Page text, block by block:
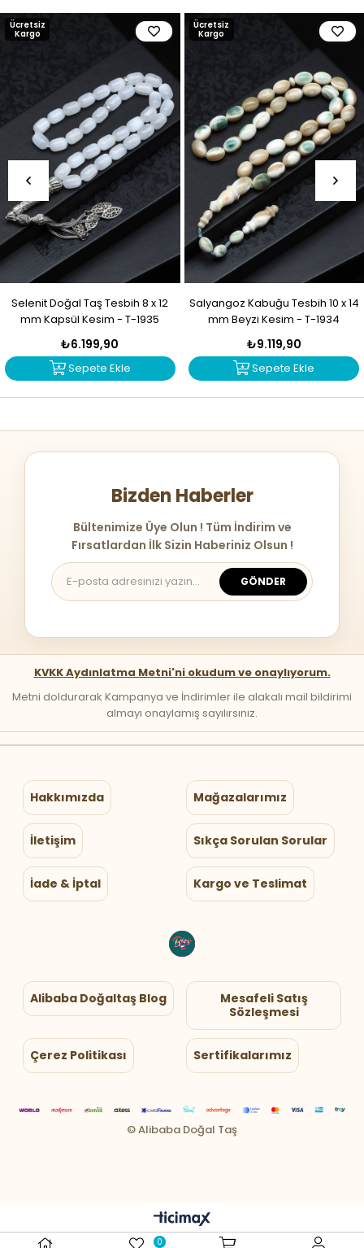
Selenit Doğal Taş Tesbih 8 x 12
mm Kapsül Kesim - T-1935
₺6.199,90
Sepete Ekle
Ücretsiz
Kargo
Salyangoz Kabuğu Tesbih 10 x 14
mm Beyzi Kesim - T-1934
₺9.119,90
Sepete Ekle
Ücretsiz
Kargo
Bizden Haberler
Bültenimize Üye Olun ! Tüm İndirim ve
Fırsatlardan İlk Sizin Haberiniz Olsun !
GÖNDER
KVKK Aydınlatma Metni'ni okudum ve onaylıyorum.
Metni doldurarak Kampanya ve İndirimler ile alakalı mail bildirimi
almayı onaylamış sayılırsınız.
Hakkımızda Mağazalarımız
İletişim Sıkça Sorulan Sorular
İade & İptal Kargo ve Teslimat
Alibaba Doğaltaş Blog
Mesafeli Satış
Sözleşmesi
Çerez Politikası Sertifikalarımız
0